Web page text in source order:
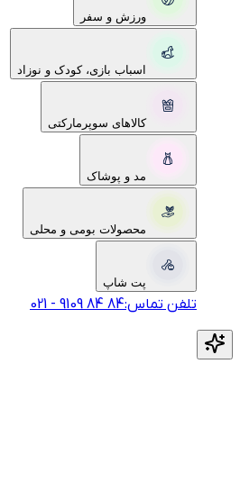
ورزش و سفر
اسباب بازی، کودک و نوزاد
کالاهای سوپرمارکتی
مد و پوشاک
محصولات بومی و محلی
پت شاپ
تلفن تماس: 021-‎9109‎ ‎84‎ ‎84‎